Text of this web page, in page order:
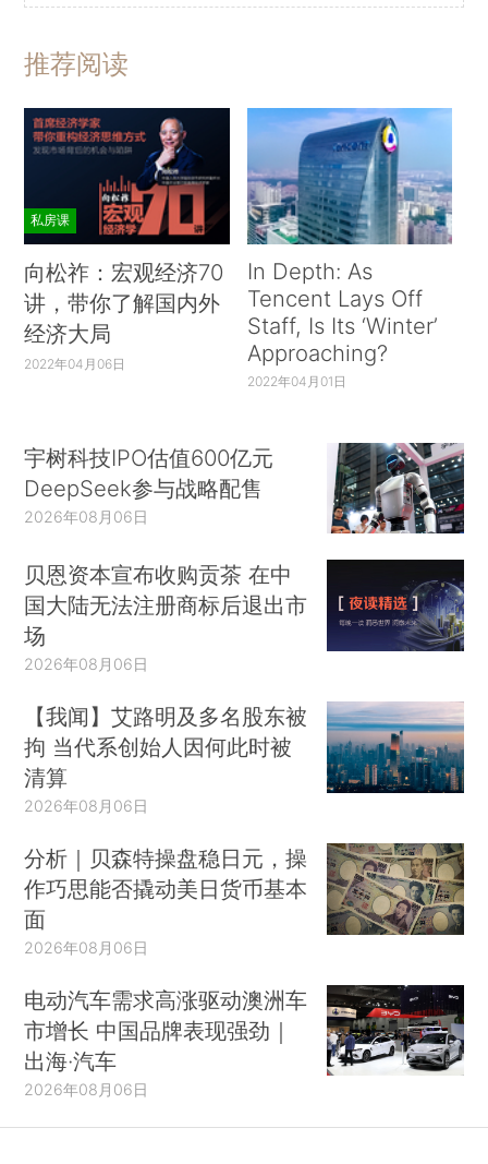
推荐阅读
私房课
向松祚：宏观经济70
讲，带你了解国内外
经济大局
2022年04月06日
In Depth: As
Tencent Lays Off
Staff, Is Its ‘Winter’
Approaching?
2022年04月01日
宇树科技IPO估值600亿元
DeepSeek参与战略配售
2026年08月06日
贝恩资本宣布收购贡茶 在中
国大陆无法注册商标后退出市
场
2026年08月06日
【我闻】艾路明及多名股东被
拘 当代系创始人因何此时被
清算
2026年08月06日
分析｜贝森特操盘稳日元，操
作巧思能否撬动美日货币基本
面
2026年08月06日
电动汽车需求高涨驱动澳洲车
市增长 中国品牌表现强劲｜
出海·汽车
2026年08月06日